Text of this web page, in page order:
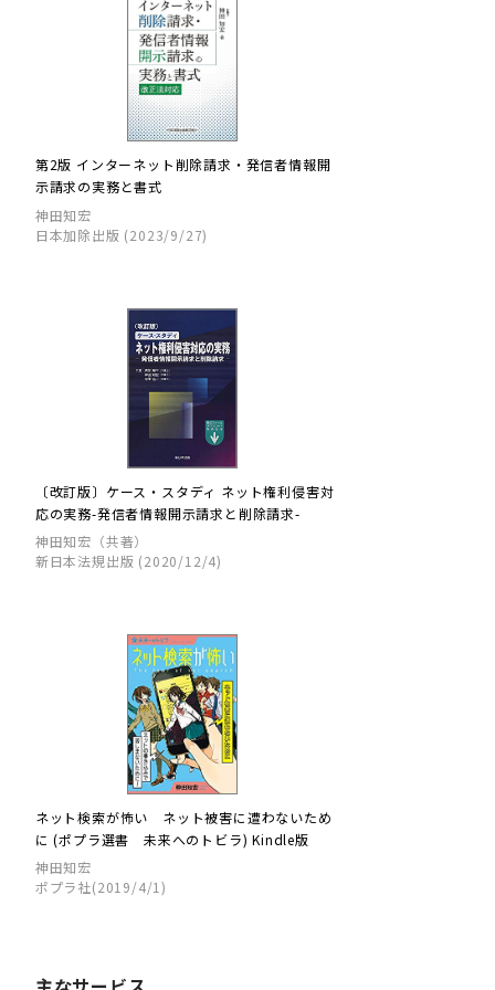
第2版 インターネット削除請求・発信者情報開
示請求の実務と書式
神田知宏
日本加除出版 (2023/9/27)
〔改訂版〕ケース・スタディ ネット権利侵害対
応の実務-発信者情報開示請求と削除請求-
神田知宏（共著）
新日本法規出版 (2020/12/4)
ネット検索が怖い ネット被害に遭わないため
に (ポプラ選書 未来へのトビラ) Kindle版
神田知宏
ポプラ社(2019/4/1)